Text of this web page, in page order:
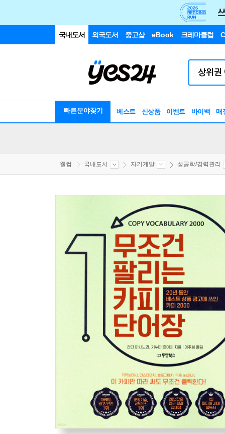
국내도서 외국도서 중고샵 eBook 크레마클럽
빠른분야찾기 베스트 신상품 이벤트 바이백 매
웰컴 국내도서 자기계발 성공학/경력관리